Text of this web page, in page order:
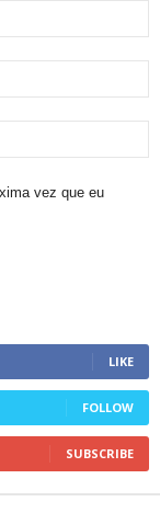
vez que eu
LIKE
FOLLOW
SUBSCRIBE